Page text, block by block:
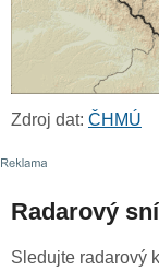
Zdroj dat: ČHMÚ
Radarový
Sledujte radarový